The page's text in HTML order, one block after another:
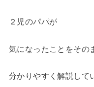
２児のパパが
気になったことをその
分かりやすく解説して